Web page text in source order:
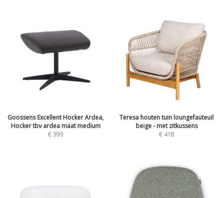
Goossens Excellent Hocker Ardea,
Hocker tbv ardea maat medium
€399
Teresa houten tuin loungefauteuil
beige - met zitkussens
€418